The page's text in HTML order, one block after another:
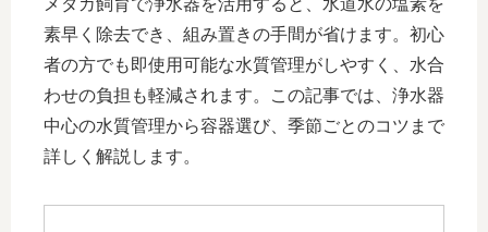
メダカ飼育で浄水器を活用すると、水道水の塩素を
素早く除去でき、組み置きの手間が省けます。初心
者の方でも即使用可能な水質管理がしやすく、水合
わせの負担も軽減されます。この記事では、浄水器
中心の水質管理から容器選び、季節ごとのコツまで
詳しく解説します。